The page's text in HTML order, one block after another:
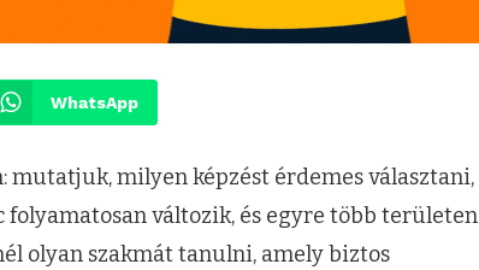
WhatsApp
mutatjuk, milyen képzést érdemes választani,
változik, és egyre több területen
olyan szakmát tanulni, amely biztos